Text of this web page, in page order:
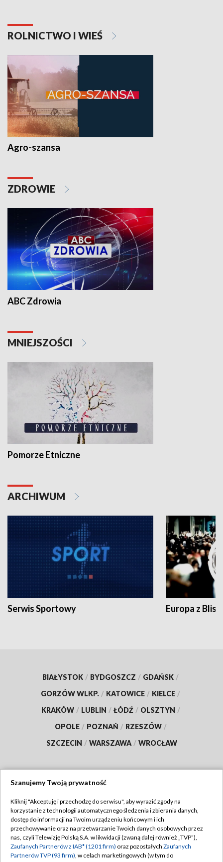
ROLNICTWO I WIEŚ
Agro-szansa
ZDROWIE
ABC Zdrowia
MNIEJSZOŚCI
Pomorze Etniczne
ARCHIWUM
Serwis Sportowy Europa z
BIAŁYSTOK / BYDGOSZCZ / GDAŃSK /
GORZÓW WLKP. / KATOWICE / KIELCE /
KRAKÓW / LUBLIN / ŁÓDŹ / OLSZTYN /
OPOLE / POZNAŃ / RZESZÓW /
SZCZECIN / WARSZAWA / WROCŁAW
TVP
Abonament TVP
Emisja w TVP
Regulamin TVP
Polityka prywatności
Szanujemy Twoją prywatność
Kliknij "Akceptuję i przechodzę do serwisu", aby wyrazić zgody na
korzystanie z technologii automatycznego śledzenia i zbierania danych,
dostęp do informacji na Twoim urządzeniu końcowym i ich
przechowywanie oraz na przetwarzanie Twoich danych osobowych przez
nas, czyli Telewizję Polską S.A. w likwidacji (zwaną dalej również „TVP”),
Zaufanych Partnerów z IAB* (1201 firm) oraz pozostałych Zaufanych
Partnerów TVP (93 firm), w celach marketingowych (w tym do